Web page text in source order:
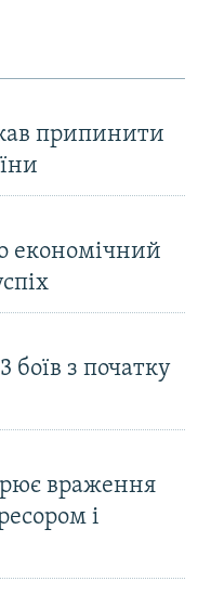
припинити
економічний
боїв з початку
враження
і